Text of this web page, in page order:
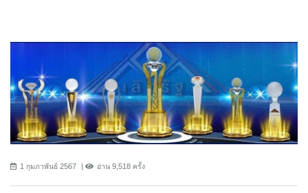
1 กุมภาพันธ์ 2567 อ่าน 9,518 ครั้ง